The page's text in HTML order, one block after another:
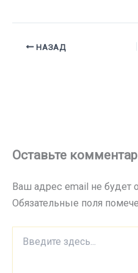
НАЗАД
Оставьте
Ваш адрес email не будет
Обязательные поля
здесь...